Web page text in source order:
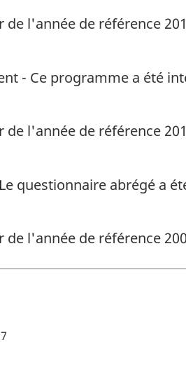
l'année de référence
- Ce programme a été
l'année de référence
questionnaire abrégé a
l'année de référence